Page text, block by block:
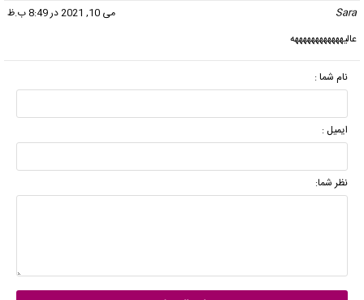
Sara
می 10, 2021 در 8:49 ب.ظ
عالیههههههههههههه
نام شما :
ایمیل :
نظر شما: